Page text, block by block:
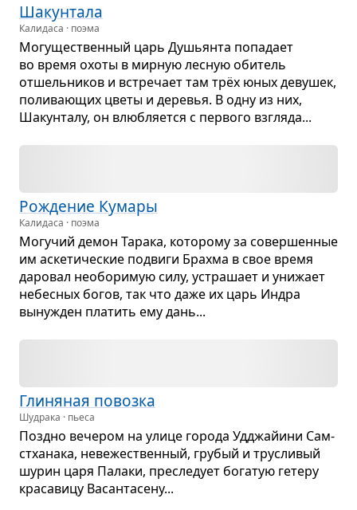
Шакун­тала
Калидаса · поэма
Могу­ще­ствен­ный царь Душьянта попа­дает
во время охоты в мир­ную лес­ную оби­тель
отшель­ни­ков и встре­чает там трёх юных деву­шек,
поли­ва­ю­щих цветы и дере­вья. В одну из них,
Шакун­талу, он влюб­ля­ется с пер­вого взгляда...
Рожде­ние Кумары
Калидаса · поэма
Могу­чий демон Тарака, кото­рому за совер­шен­ные
им аске­ти­че­ские подвиги Брахма в свое время
даро­вал необо­ри­мую силу, устра­шает и уни­жает
небес­ных богов, так что даже их царь Индра
выну­жден пла­тить ему дань...
Гли­ня­ная повозка
Шудрака · пьеса
Поздно вече­ром на улице города Удджайини Сам­
ст­ха­нака, неве­же­ствен­ный, гру­бый и тру­сли­вый
шурин царя Палаки, пре­сле­дует бога­тую гетеру
кра­са­вицу Васан­та­сену...